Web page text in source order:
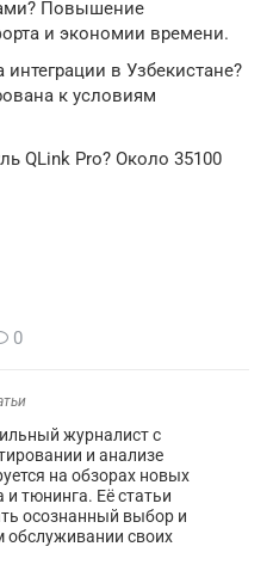
Повышение
и экономии времени.
интеграции в Узбекистане?
к условиям
QLink Pro? Около 35100
0
журналист с
и анализе
на обзорах новых
тюнинга. Её статьи
осознанный выбор и
обслуживании своих